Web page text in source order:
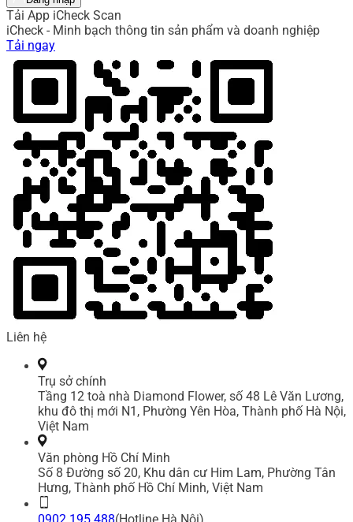
Tải App iCheck Scan
iCheck - Minh bạch thông tin sản phẩm và doanh nghiệp
Tải ngay
Liên hệ
Trụ sở chính
Tầng 12 toà nhà Diamond Flower, số 48 Lê Văn Lương,
khu đô thị mới N1, Phường Yên Hòa, Thành phố Hà Nội,
Việt Nam
Văn phòng Hồ Chí Minh
Số 8 Đường số 20, Khu dân cư Him Lam, Phường Tân
Hưng, Thành phố Hồ Chí Minh, Việt Nam